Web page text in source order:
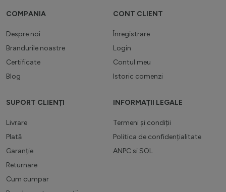
COMPANIA
Despre noi
Brandurile noastre
Certificate
Blog
CONT CLIENT
Înregistrare
Login
Contul meu
Istoric comenzi
SUPORT CLIENȚI
Livrare
Plată
Garanție
Returnare
Cum cumpar
INFORMAȚII LEGALE
Termeni și condiții
Politica de confidențialitate
ANPC si SOL